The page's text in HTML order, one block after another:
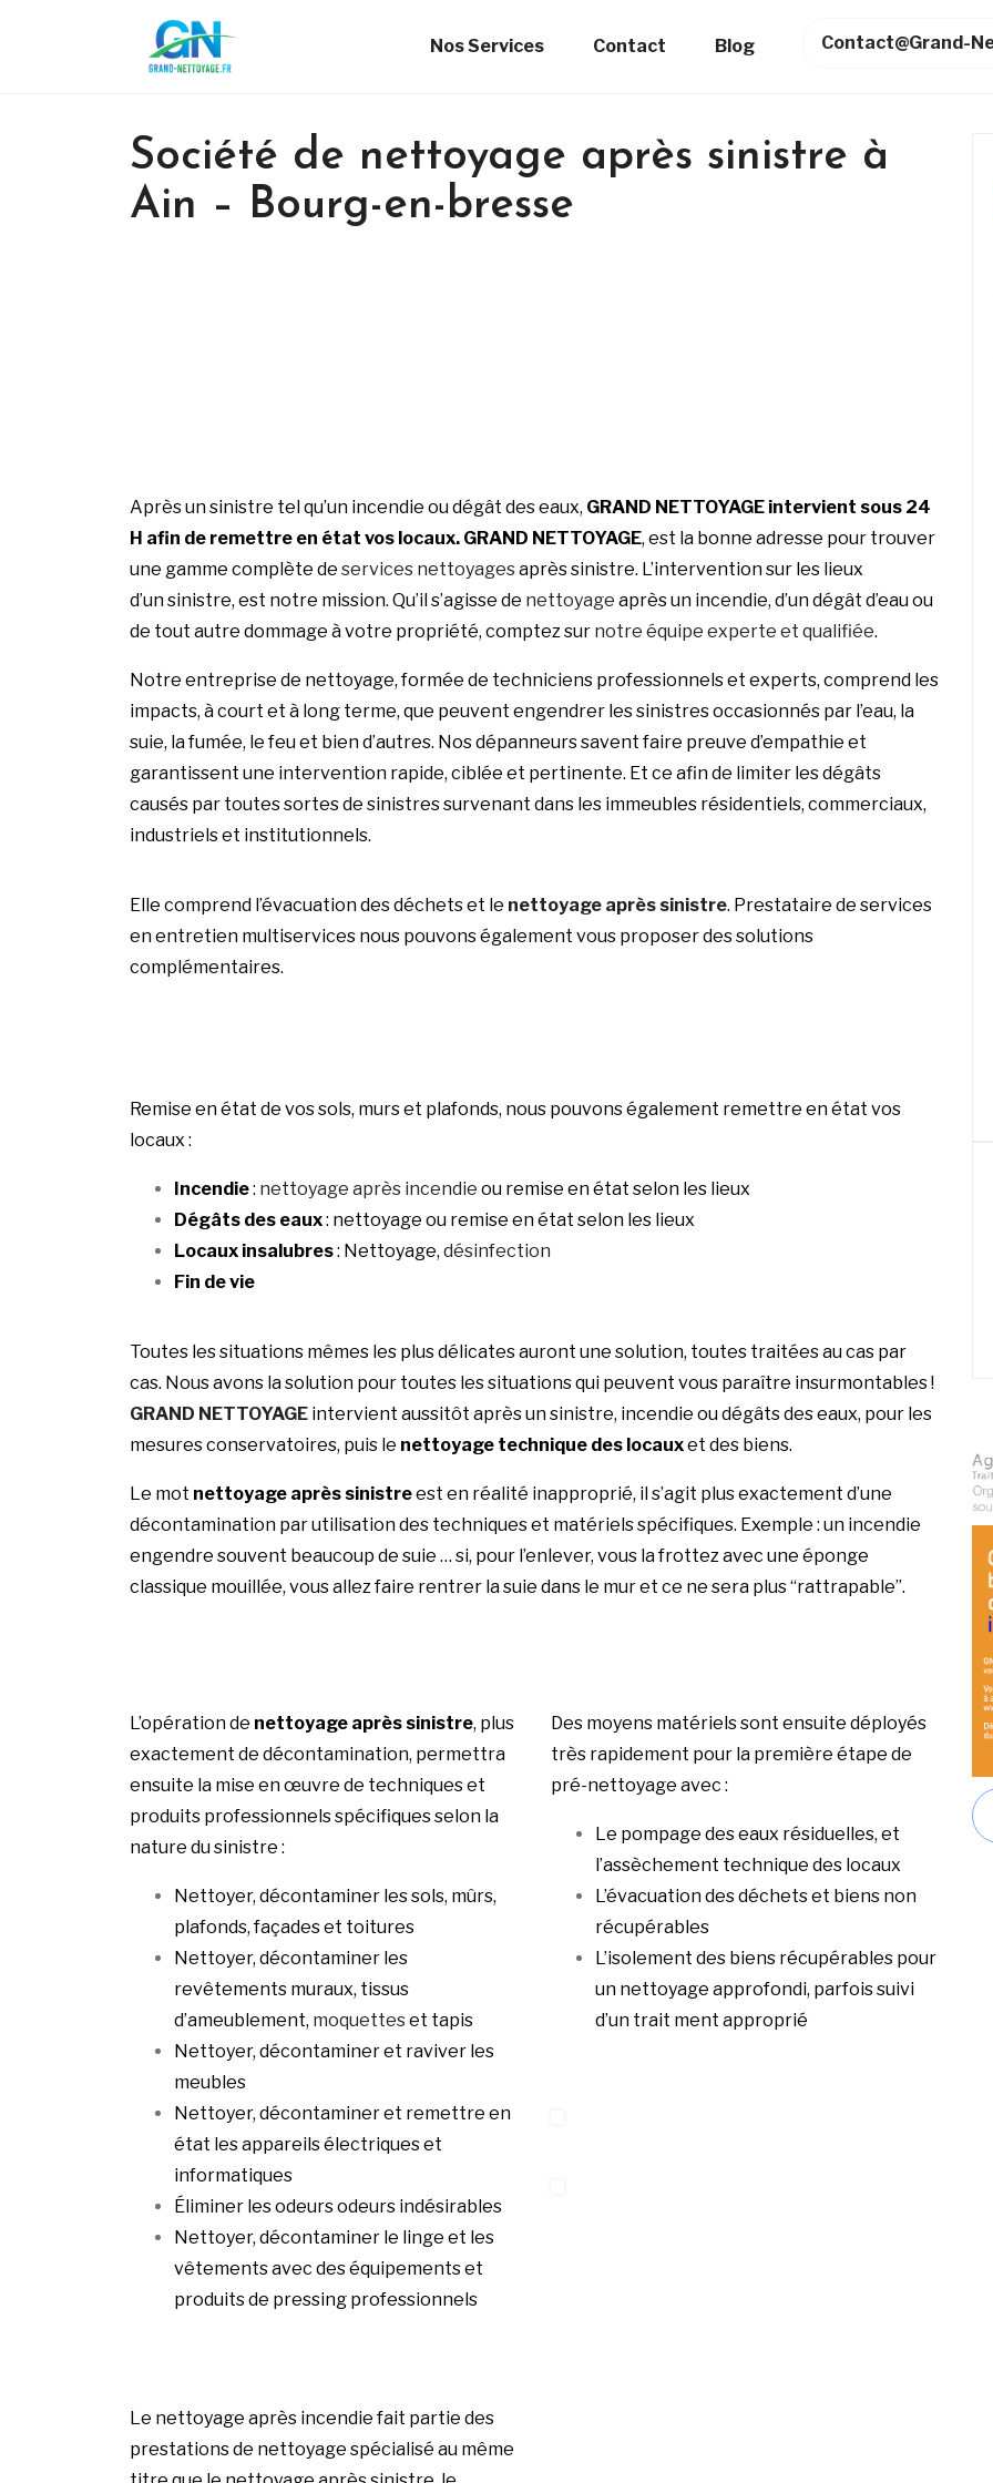
Nos Services Contact Blog Contact@grand-
Société de nettoyage après sinistre à
Ain – Bourg-en-bresse
Après un sinistre tel qu’un incendie ou dégât des eaux, GRAND NETTOYAGE intervient sous 24
H afin de remettre en état vos locaux. GRAND NETTOYAGE, est la bonne adresse pour trouver
une gamme complète de services nettoyagesaprès sinistre. L’intervention sur les lieux
d’un sinistre, est notre mission. Qu’il s’agisse de nettoyage après un incendie, d’un dégât d’eau ou
de tout autre dommage à votre propriété, comptez sur notre équipe experte et qualifiée.
Notre entreprise de nettoyage, formée de techniciens professionnels et experts, comprend les
impacts, à court et à long terme, que peuvent engendrer les sinistres occasionnés par l’eau, la
suie, la fumée, le feu et bien d’autres. Nos dépanneurs savent faire preuve d’empathie et
garantissent une intervention rapide, ciblée et pertinente. Et ce afin de limiter les dégâts
causés par toutes sortes de sinistres survenant dans les immeubles résidentiels, commerciaux,
industriels et institutionnels.
Elle comprend l’évacuation des déchets et le nettoyage après sinistre. Prestataire de services
en entretien multiservices nous pouvons également vous proposer des solutions
complémentaires.
Remise en état de vos sols, murs et plafonds, nous pouvons également remettre en état vos
locaux :
Incendie: nettoyage après incendie ou remise en état selon les lieux
Dégâts des eaux: nettoyage ou remise en état selon les lieux
Locaux insalubres: Nettoyage, désinfection
Fin de vie
Toutes les situations mêmes les plus délicates auront une solution, toutes traitées au cas par
cas. Nous avons la solution pour toutes les situations qui peuvent vous paraître insurmontables !
GRAND NETTOYAGE intervient aussitôt après un sinistre, incendie ou dégâts des eaux, pour les
mesures conservatoires, puis le nettoyage technique des locauxet des biens.
Le mot nettoyage après sinistreest en réalité inapproprié, il s’agit plus exactement d’une
décontamination par utilisation des techniques et matériels spécifiques. Exemple : un incendie
engendre souvent beaucoup de suie … si, pour l’enlever, vous la frottez avec une éponge
classique mouillée, vous allez faire rentrer la suie dans le mur et ce ne sera plus “rattrapable”.
L’opération de nettoyage après sinistre, plus
exactement de décontamination, permettra
ensuite la mise en œuvre de techniques et
produits professionnels spécifiques selon la
nature du sinistre :
Nettoyer, décontaminer les sols, mûrs,
plafonds, façades et toitures
Nettoyer, décontaminer les
revêtements muraux, tissus
d’ameublement, moquetteset tapis
Nettoyer, décontaminer et raviver les
meubles
Nettoyer, décontaminer et remettre en
état les appareils électriques et
informatiques
Éliminer les odeurs odeurs indésirables
Nettoyer, décontaminer le linge et les
vêtements avec des équipements et
produits de pressing professionnels
Le nettoyage après incendie fait partie des
prestations de nettoyage spécialisé au même
Des moyens matériels sont ensuite déployés
très rapidement pour la première étape de
pré-nettoyage avec :
Le pompage des eaux résiduelles, et
l’assèchement technique des locaux
L’évacuation des déchets et biens non
récupérables
L’isolement des biens récupérables pour
un nettoyage approfondi, parfois suivi
d’un trait ment approprié